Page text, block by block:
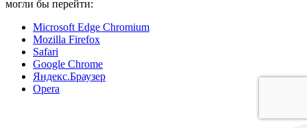
могли бы перейти:
Microsoft Edge Chromium
Mozilla Firefox
Safari
Google Chrome
Яндекс.Браузер
Opera